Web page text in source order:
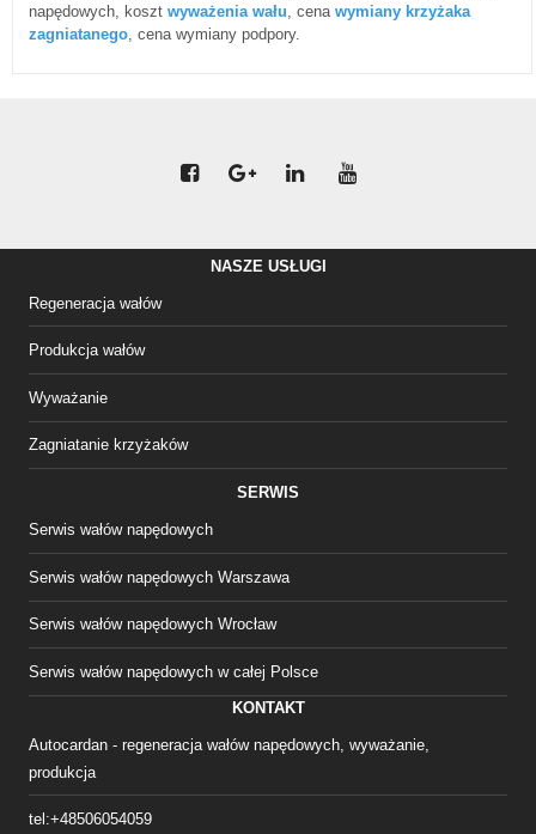
napędowych, koszt wyważenia wału, cena wymiany krzyżaka
zagniatanego, cena wymiany podpory.
NASZE USŁUGI
Regeneracja wałów
Produkcja wałów
Wyważanie
Zagniatanie krzyżaków
SERWIS
Serwis wałów napędowych
Serwis wałów napędowych Warszawa
Serwis wałów napędowych Wrocław
Serwis wałów napędowych w całej Polsce
KONTAKT
Autocardan - regeneracja wałów napędowych, wyważanie,
produkcja
tel:+48506054059